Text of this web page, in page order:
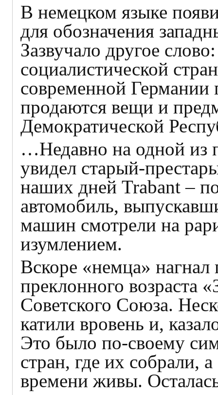
В немецком языке
для обозначения
Зазвучало другое
социалистической
современной Германии
продаются вещи и
Демократической
…Недавно на одной из
увидел старый-
наших дней Trabant –
автомобиль,
машин смотрели на
изумлением.
Вскоре «немца»
преклонного возраста
Советского Союза.
катили вровень и,
Это было по-своему
стран, где их собрали,
времени живы.